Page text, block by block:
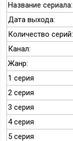
Название сериала:
Дата выхода:
Количество серий:
Канал:
Жанр:
1 серия
2 серия
3 серия
4 серия
5 серия